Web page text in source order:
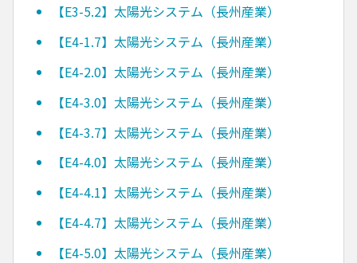
【E3-5.2】太陽光システム（長州産業）
【E4-1.7】太陽光システム（長州産業）
【E4-2.0】太陽光システム（長州産業）
【E4-3.0】太陽光システム（長州産業）
【E4-3.7】太陽光システム（長州産業）
【E4-4.0】太陽光システム（長州産業）
【E4-4.1】太陽光システム（長州産業）
【E4-4.7】太陽光システム（長州産業）
【E4-5.0】太陽光システム（長州産業）